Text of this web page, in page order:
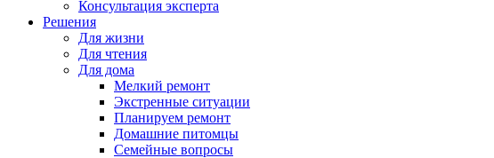
Консультация эксперта
Решения
Для жизни
Для чтения
Для дома
Мелкий ремонт
Экстренные ситуации
Планируем ремонт
Домашние питомцы
Семейные вопросы